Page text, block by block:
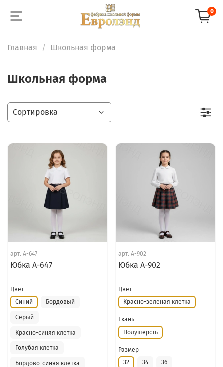
0
Главная Школьная форма
Школьная форма
арт. А-647
Юбка А-647
Цвет
Синий
Бордовый
Серый
Красно-синяя клетка
Голубая клетка
Бордово-синяя клетка
арт. А-902
Юбка А-902
Цвет
Красно-зеленая клетка
Ткань
Полушерсть
Размер
32
34 36